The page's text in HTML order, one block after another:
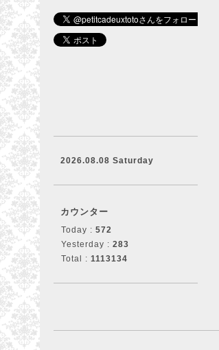
2026.08.08 Saturday
カウンター
Today : 572
Yesterday : 283
Total : 1113134